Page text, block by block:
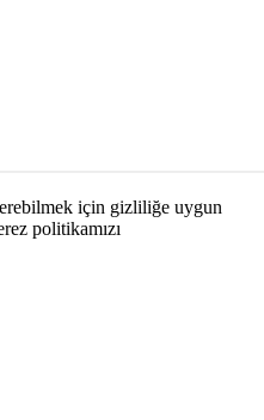
için gizliliğe uygun
politikamızı